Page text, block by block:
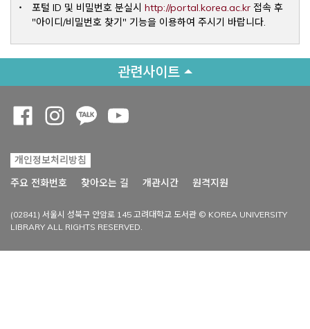
포털 ID 및 비밀번호 분실시 http://portal.korea.ac.krOpens a
접속 후
"아이디/비밀번호 찾기" 기능을 이용하여 주시기 바랍니다.
관련사이트
개인정보처리방침
주요 전화번호
찾아오는 길 개관시간 원격지원
(02841) 서울시 성북구 안암로 145 고려대학교 도서관 © KOREA UNIVERSITY
LIBRARY ALL RIGHTS RESERVED.
Opens a new window
Opens a new window
Opens a new window